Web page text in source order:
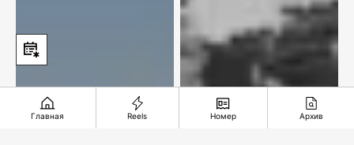
Главная Reels Номер Архив